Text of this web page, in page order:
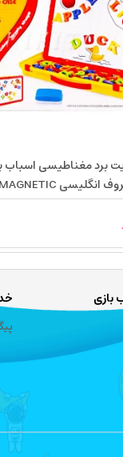
برد مغناطیسی اسباب
با حروف انگلیسی MAGNETIC
LEARNING CASE
بازی